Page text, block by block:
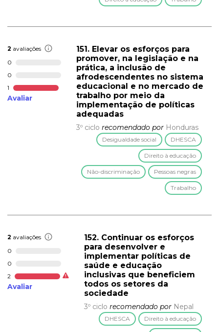
2 avaliações
0
0
1
Avaliar
151. Elevar os esforços para
promover, na legislação e na
prática, a inclusão de
afrodescendentes no sistema
educacional e no mercado de
trabalho por meio da
implementação de políticas
adequadas
3º ciclo recomendado por Honduras
Desigualdade social DHESCA
Direito à educação
Não-discriminação Pessoas negras
Trabalho
2 avaliações
0
0
2
Avaliar
152. Continuar os esforços
para desenvolver e
implementar políticas de
saúde e educação
inclusivas que beneficiem
todos os setores da
sociedade
3º ciclo recomendado por Nepal
DHESCA Direito à educação